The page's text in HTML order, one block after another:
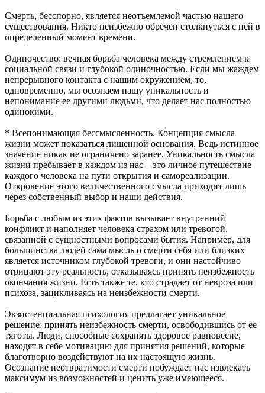
Смерть, бесспорно, является неотъемлемой частью нашего
существования. Никто неизбежно обречен столкнуться с ней в
определенный момент времени.
Одиночество: вечная борьба человека между стремлением к
социальной связи и глубокой одиночностью. Если мы жаждем
непрерывного контакта с нашим окружением, то,
одновременно, мы осознаем нашу уникальность и
непонимание ее другими людьми, что делает нас полностью
одинокими.
* Всепонимающая бессмысленность. Концепция смысла
жизни может показаться лишенной основания. Ведь истинное
значение никак не ограничено заранее. Уникальность смысла
жизни пребывает в каждом из нас – это личное путешествие
каждого человека на пути открытия и самореализации.
Откровение этого величественного смысла приходит лишь
через собственный выбор и наши действия.
Борьба с любым из этих фактов вызывает внутренний
конфликт и наполняет человека страхом или тревогой,
связанной с сущностными вопросами бытия. Например, для
большинства людей сама мысль о смерти себя или близких
является источником глубокой тревоги, и они настойчиво
отрицают эту реальность, отказываясь принять неизбежность
окончания жизни. Есть также те, кто страдает от невроза или
психоза, зацикливаясь на неизбежности смерти.
Экзистенциальная психология предлагает уникальное
решение: принять неизбежность смерти, освободившись от ее
тяготы. Люди, способные сохранять здоровое равновесие,
находят в себе мотивацию для принятия решений, которые
благотворно воздействуют на их настоящую жизнь.
Осознание неотвратимости смерти побуждает нас извлекать
максимум из возможностей и ценить уже имеющееся.